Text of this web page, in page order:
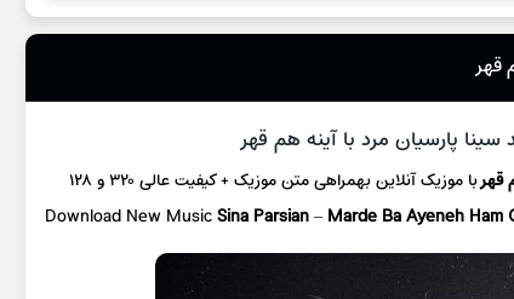
قهر
سینا پارسیان مرد با آینه هم قهر
قهربا موزیک آنلاینبهمراهی متن موزیک + کیفیت عالی ۳۲۰ و ۱۲۸
Download New MusicSina Parsian–Marde Ba Ayeneh Ham